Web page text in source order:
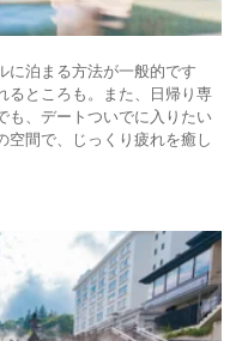
に泊まる方法が一般的です
るところも。また、日帰り専
も、デートついでに入りたい
空間で、じっくり疲れを癒し